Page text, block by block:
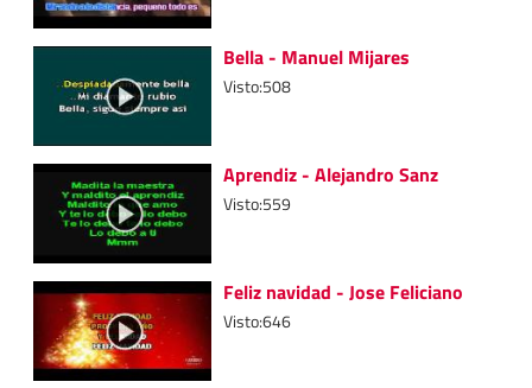
Bella - Manuel Mijares
Visto:508
Aprendiz - Alejandro Sanz
Visto:559
Feliz navidad - Jose Feliciano
Visto:646